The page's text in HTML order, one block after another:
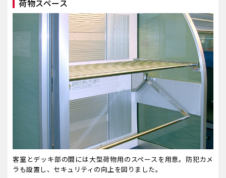
荷物スペース
客室とデッキ部の間には大型荷物用のスペースを用意。防犯カメ
ラも設置し、セキュリティの向上を図りました。